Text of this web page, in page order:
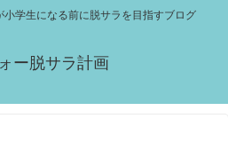
小学生になる前に脱サラを目指すブログ
ー脱サラ計画